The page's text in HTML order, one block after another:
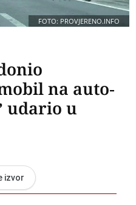
FOTO: PROVJERENO.INFO
na auto-
udario u
izvor